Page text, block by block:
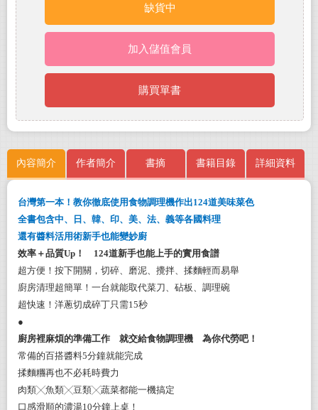
缺貨中
加入儲值會員
購買單書
內容簡介 作者簡介 書摘 書籍目錄 詳細資料
台灣第一本！教你徹底使用食物調理機作出124道美味菜色
全書包含中、日、韓、印、美、法、義等各國料理
還有醬料活用術新手也能變妙廚
效率＋品質Up！ 124道新手也能上手的實用食譜
超方便！按下開關，切碎、磨泥、攪拌、揉麵輕而易舉
廚房清理超簡單！一台就能取代菜刀、砧板、調理碗
超快速！洋蔥切成碎丁只需15秒
●
廚房裡麻煩的準備工作 就交給食物調理機 為你代勞吧！
常備的百搭醬料5分鐘就能完成
揉麵糰再也不必耗時費力
肉類╳魚類╳豆類╳蔬菜都能一機搞定
口感滑順的濃湯10分鐘上桌！